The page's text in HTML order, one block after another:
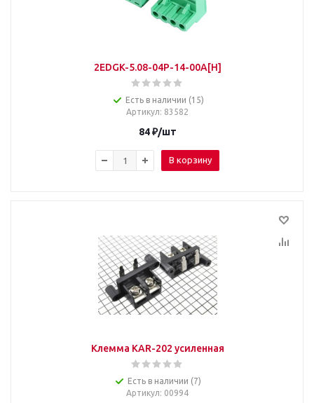
2EDGK-5.08-04P-14-00A[H]
Есть в наличии (15)
Артикул: 83582
84₽/шт
В корзину
Клемма KAR-202 усиленная
Есть в наличии (7)
Артикул: 00994